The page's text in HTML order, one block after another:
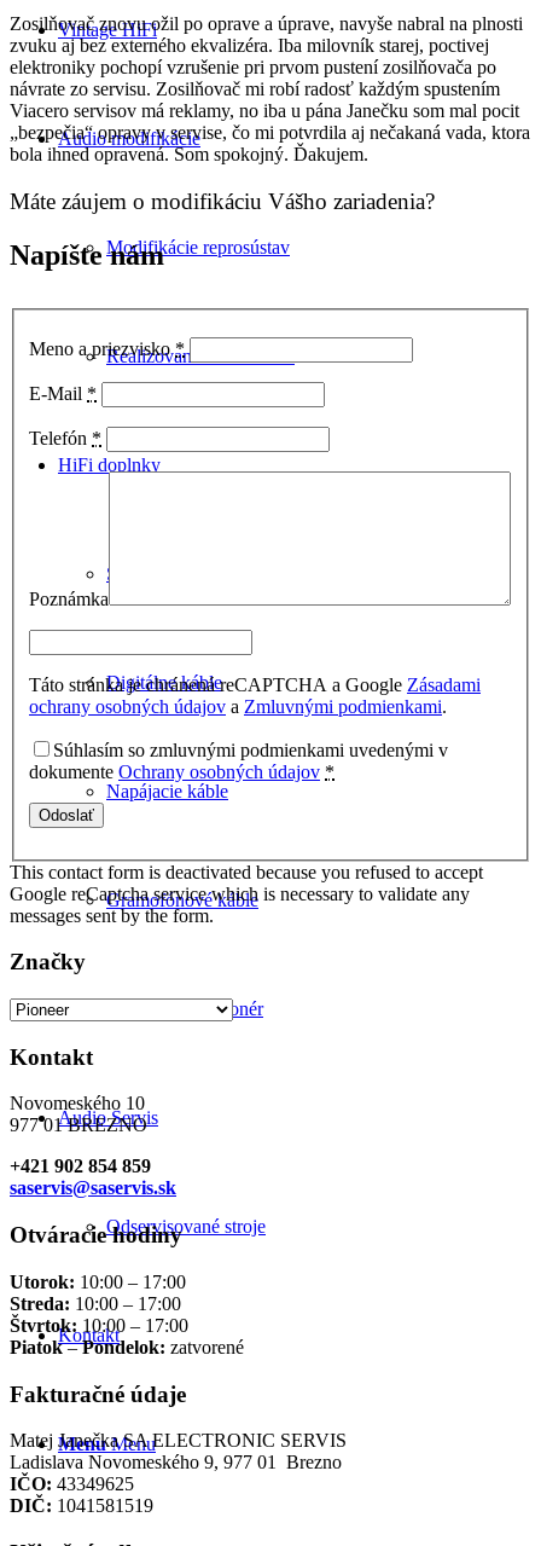
Vintage HiFi
Audio modifikácie
Modifikácie reprosústav
Realizované modifikácie
HiFi doplnky
Signálové káble
Digitálne káble
Napájacie káble
Gramofónové káble
Sieťový kondicionér
Audio Servis
Odservisované stroje
Kontakt
Menu Menu
Zosilňovač znovu ožil po oprave a úprave, navyše nabral na plnosti
zvuku aj bez externého ekvalizéra. Iba milovník starej, poctivej
elektroniky pochopí vzrušenie pri prvom pustení zosilňovača po
návrate zo servisu. Zosilňovač mi robí radosť každým spustením
Viacero servisov má reklamy, no iba u pána Janečku som mal pocit
„bezpečia“ opravy v servise, čo mi potvrdila aj nečakaná vada, ktora
bola ihned opravená. Som spokojný. Ďakujem.
Máte záujem o modifikáciu Vášho zariadenia?
Napíšte nám
Meno a priezvisko*
E-Mail *
Telefón *
Poznámka
Táto stránka je chránená reCAPTCHA a Google Zásadami
ochrany osobných údajov a Zmluvnými podmienkami.
Súhlasím so zmluvnými podmienkami uvedenými v
dokumente Ochrany osobných údajov *
This contact form is deactivated because you refused to accept
Google reCaptcha service which is necessary to validate any
messages sent by the form.
Značky
Kontakt
Novomeského 10
977 01 BREZNO
+421 902 854 859
saservis@saservis.sk
Otváracie hodiny
Utorok: 10:00 – 17:00
Streda: 10:00 – 17:00
Štvrtok: 10:00 – 17:00
Piatok–Pondelok: zatvorené
Fakturačné údaje
Matej Janečka SA ELECTRONIC SERVIS
Ladislava Novomeského 9, 977 01 Brezno
IČO: 43349625
DIČ: 1041581519